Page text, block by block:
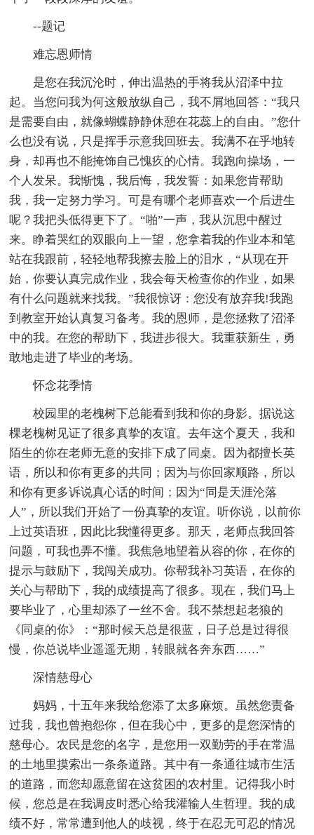
--题记
难忘恩师情
是您在我沉沦时，伸出温热的手将我从沼泽中拉
起。当您问我为何这般放纵自己，我不屑地回答：“我只
是需要自由，就像蝴蝶静静休憩在花蕊上的自由。”您什
么也没有说，只是挥手示意我回班去。我满不在乎地转
身，却再也不能掩饰自己愧疚的心情。我跑向操场，一
个人发呆。我惭愧，我后悔，我发誓：如果您肯帮助
我，我一定努力学习。可是有哪个老师喜欢一个后进生
呢？我把头低得更下了。“啪”一声，我从沉思中醒过
来。睁着哭红的双眼向上一望，您拿着我的作业本和笔
站在我跟前，轻轻地帮我擦去脸上的泪水，“从现在开
始，你要认真完成作业，我会每天检查你的作业，如果
有什么问题就来找我。”我很惊讶：您没有放弃我!我跑
到教室开始认真复习备考。我的恩师，是您拯救了沼泽
中的我。在您的帮助下，我进步很大。我重获新生，勇
敢地走进了毕业的考场。
怀念花季情
校园里的老槐树下总能看到我和你的身影。据说这
棵老槐树见证了很多真挚的友谊。去年这个夏天，我和
陌生的你在老师无意的安排下成了同桌。因为都擅长英
语，所以和你有更多的共同；因为与你回家顺路，所以
和你有更多诉说真心话的时间；因为“同是天涯沦落
人”，所以我们开始了一份真挚的友谊。听你说，以前你
上过英语班，因此比我懂得更多。那天，老师点我回答
问题，可我也弄不懂。我焦急地望着从容的你，在你的
提示与鼓励下，我闯关成功。你帮我补习英语，在你的
关心与帮助下，我的成绩提高了很多。现在，我们马上
要毕业了，心里却添了一丝不舍。我不禁想起老狼的
《同桌的你》：“那时候天总是很蓝，日子总是过得很
慢，你总说毕业遥遥无期，转眼就各奔东西……”
深情慈母心
妈妈，十五年来我给您添了太多麻烦。虽然您责备
过我，我也曾抱怨你，但在我心中，更多的是您深情的
慈母心。农民是您的名字，是您用一双勤劳的手在常温
的土地里摸索出一条条道路。其中有一条通往城市生活
的道路，而您却愿意留在这贫困的农村里。记得我小时
候，您总是在我调皮时悉心给我灌输人生哲理。我的成
绩不好，常常遭到他人的歧视，终于在忍无可忍的情况